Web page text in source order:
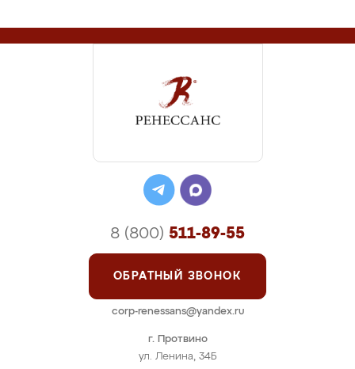
г. Протвино
ул. Ленина, 34Б
8 (800) 511-89-55
ОБРАТНЫЙ ЗВОНОК
corp-renessans@yandex.ru